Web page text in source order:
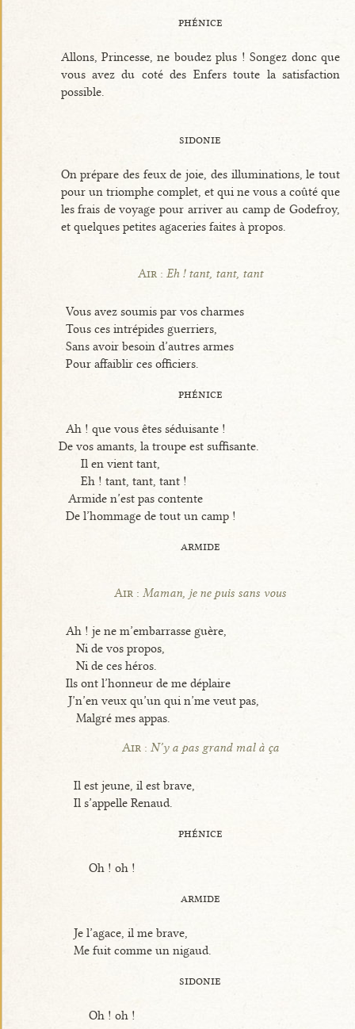
phénice
Allons, Princesse, ne boudez plus ! Songez donc que
vous avez du coté des Enfers toute la satisfaction
possible.
sidonie
On prépare des feux de joie, des illuminations, le tout
pour un triomphe complet, et qui ne vous a coûté que
les frais de voyage pour arriver au camp de Godefroy,
et quelques petites agaceries faites à propos.
Air : Eh ! tant, tant, tant
Vous avez soumis par vos charmes
Tous ces intrépides guerriers,
Sans avoir besoin d’autres armes
Pour affaiblir ces officiers.
phénice
Ah ! que vous êtes séduisante !
De vos amants, la troupe est suffisante.
Il en vient tant,
Eh ! tant, tant, tant !
Armide n’est pas contente
De l’hommage de tout un camp !
armide
Air :Maman, je ne puis sans vous
Ah ! je ne m’embarrasse guère,
Ni de vos propos,
Ni de ces héros.
Ils ont l’honneur de me déplaire
J’n’en veux qu’un qui n’me veut pas,
Malgré mes appas.
Air : N’y a pas grand mal à ça
Il est jeune, il est brave,
Il s’appelle Renaud.
phénice
Oh ! oh !
armide
Je l’agace, il me brave,
Me fuit comme un nigaud.
sidonie
Oh ! oh !